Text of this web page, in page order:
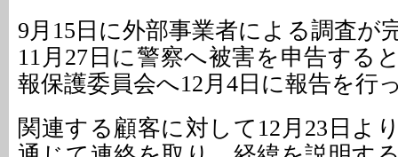
9月15日に外部事業者による調査が
11月27日に警察へ被害を申告する
報保護委員会へ12月4日に報告を行
関連する顧客に対して12月23日よ